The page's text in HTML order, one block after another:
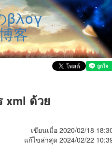
βλογ
客
xml ด้วย
เขียนเมื่อ 2020/02/18
แก้ไขล่าสุด 2024/02/22